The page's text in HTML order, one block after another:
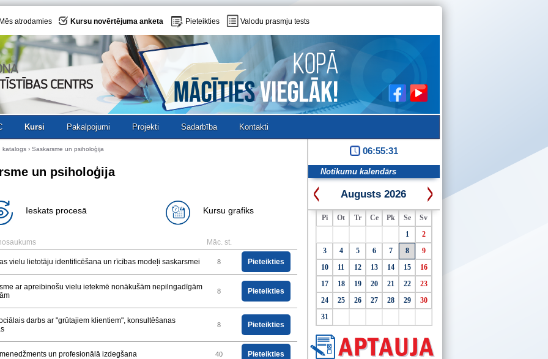
Mēs atrodamies Kursu novērtējuma anketa Pieteikties Valodu prasmju tests
Kursi Pakalpojumi Projekti Sadarbība Kontakti
katalogs › Saskarsme un psiholoģija
un psiholoģija
Ieskats procesā Kursu grafiks
Māc. st.
vielu lietotāju identificēšana un rīcības modeļi saskarsmei 8 Pieteikties
ar apreibinošu vielu ietekmē nonākušām nepilngadīgām
8 Pieteikties
darbs ar "grūtajiem klientiem", konsultēšanas
8 Pieteikties
un profesionālā izdegšana 40 Pieteikties
06:55:31
Notikumu kalendārs
Augusts 2026
Pi Ot Tr Ce Pk Se
Sv
1
2
3
4 5 6 7 8
9
10
11 12 13 14 15
16
17
18 19 20 21 22
23
24
25 26 27 28 29
30
31